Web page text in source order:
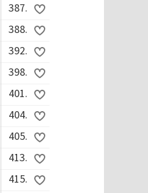
387.
388.
392.
398.
401.
404.
405.
413.
415.